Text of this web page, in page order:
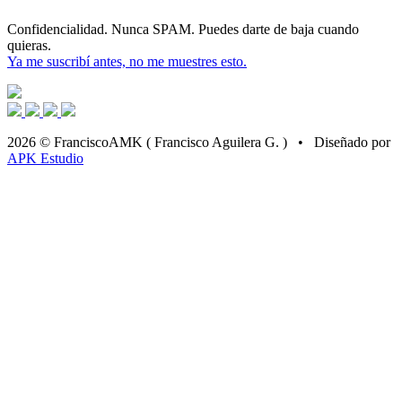
Confidencialidad. Nunca SPAM. Puedes darte de baja cuando
quieras.
Ya me suscribí antes, no me muestres esto.
2026 © FranciscoAMK ( Francisco Aguilera G. ) • Diseñado por
APK Estudio